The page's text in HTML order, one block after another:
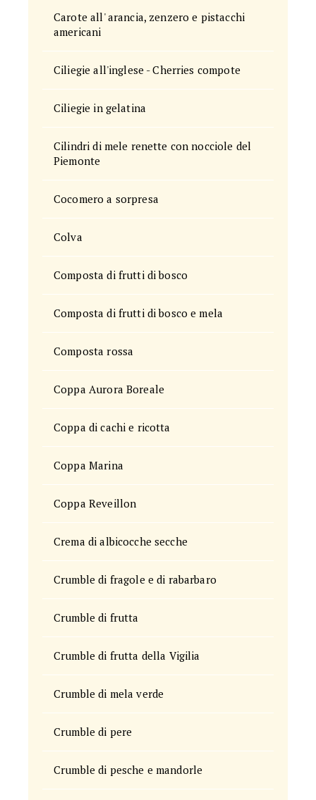
Carote all' arancia, zenzero e pistacchi
americani
Ciliegie all'inglese - Cherries compote
Ciliegie in gelatina
Cilindri di mele renette con nocciole del
Piemonte
Cocomero a sorpresa
Colva
Composta di frutti di bosco
Composta di frutti di bosco e mela
Composta rossa
Coppa Aurora Boreale
Coppa di cachi e ricotta
Coppa Marina
Coppa Reveillon
Crema di albicocche secche
Crumble di fragole e di rabarbaro
Crumble di frutta
Crumble di frutta della Vigilia
Crumble di mela verde
Crumble di pere
Crumble di pesche e mandorle